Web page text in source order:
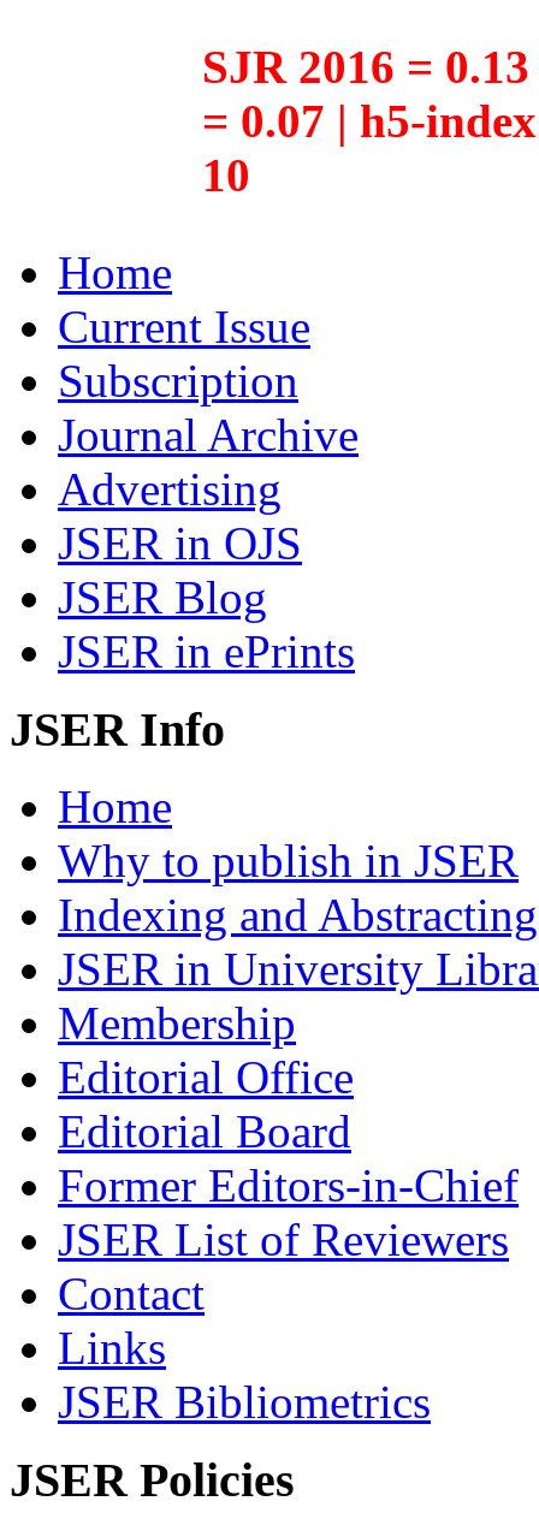
SJR 2016 =
= 0.07 | h5-
10
Home
Current Issue
Subscription
Journal Archive
Advertising
JSER in OJS
JSER Blog
JSER in ePrints
JSER Info
Home
Why to publish in JSER
Indexing and Abstracting
JSER in University
Membership
Editorial Office
Editorial Board
Former Editors-in-Chief
JSER List of Reviewers
Contact
Links
JSER Bibliometrics
JSER Policies